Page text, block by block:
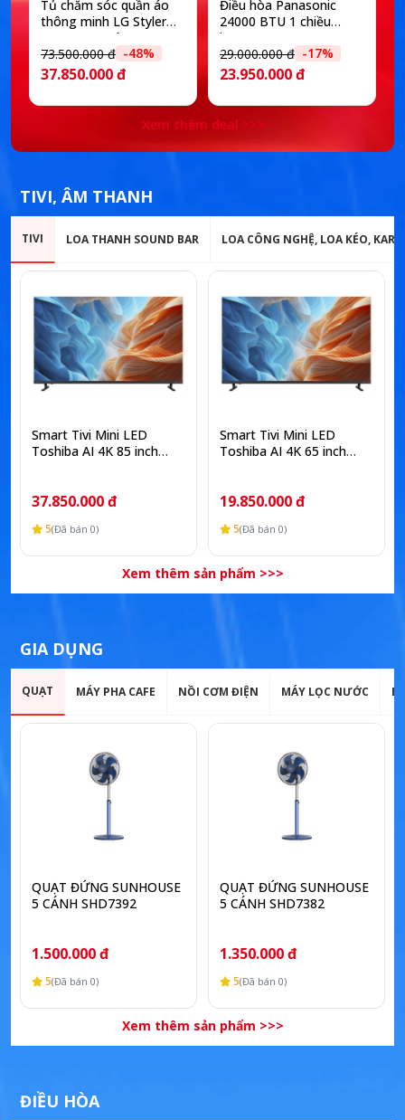
Tủ chăm sóc quần áo
thông minh LG Styler
Inverter 5 móc
SC5GMR80H
73.500.000 đ -48%
37.850.000 đ
Điều hòa Panasonic
24000 BTU 1 chiều
inverter RU24CKH-8D
29.000.000 đ -17%
23.950.000 đ
Xem thêm deal >>>
TIVI, ÂM THANH
TIVI LOA THANH SOUND BAR LOA CÔNG NGHỆ, LOA KÉO,
Smart Tivi Mini LED
Toshiba AI 4K 85 inch
37.850.000 đ
5(Đã bán 0)
Smart Tivi Mini LED
Toshiba AI 4K 65 inch
19.850.000 đ
5(Đã bán 0)
Xem thêm sản phẩm >>>
GIA DỤNG
QUẠT MÁY PHA CAFE NỒI CƠM ĐIỆN MÁY LỌC NƯỚC
QUẠT ĐỨNG SUNHOUSE
5 CÁNH SHD7392
1.500.000 đ
5(Đã bán 0)
QUẠT ĐỨNG SUNHOUSE
5 CÁNH SHD7382
1.350.000 đ
5(Đã bán 0)
Xem thêm sản phẩm >>>
ĐIỀU HÒA